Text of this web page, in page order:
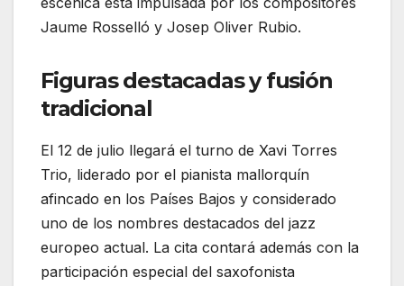
Jaume Rosselló y Josep Oliver Rubio.
Figuras destacadas y fusión
tradicional
El 12 de julio llegará el turno de Xavi Torres
Trio, liderado por el pianista mallorquín
afincado en los Países Bajos y considerado
uno de los nombres destacados del jazz
europeo actual. La cita contará además con la
participación especial del saxofonista